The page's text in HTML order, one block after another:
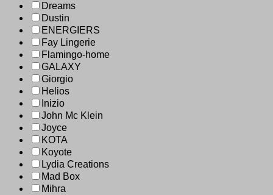
Dreams
Dustin
ENERGIERS
Fay Lingerie
Flamingo-home
GALAXY
Giorgio
Helios
Inizio
John Mc Klein
Joyce
KOTA
Koyote
Lydia Creations
Mad Box
Mihra